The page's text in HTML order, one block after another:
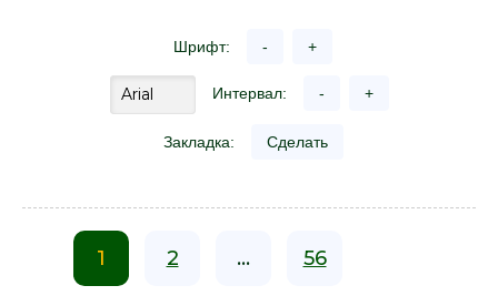
Шрифт: - +
Интервал: - +
Закладка: Сделать
1 2 ... 56